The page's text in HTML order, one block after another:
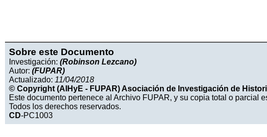
Sobre este Documento
Investigación: (Robinson Lezcano)
Autor: (FUPAR)
Actualizado: 11/04/2018
© Copyright (AIHyE - FUPAR) Asociación de Investigación de
Este documento pertenece al Archivo FUPAR, y su copia total o
Todos los derechos reservados.
CD-PC1003